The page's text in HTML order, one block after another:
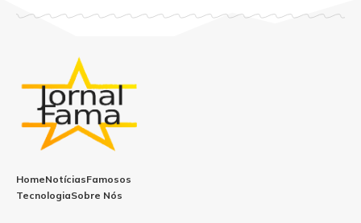
HomeNotíciasFamosos
TecnologiaSobre Nós